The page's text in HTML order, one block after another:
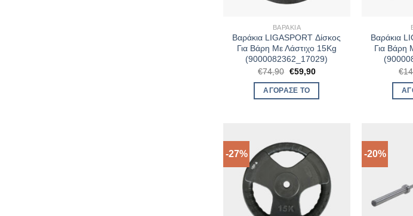
ΒΑΡΆΚΙΑ
Βαράκια LIGASPORT Δίσκος
Για Βάρη Με Λάστιχο 15Kg
(9000082362_17029)
€74,90 Original
was:
€74,90.
€59,90Η
ΑΓΌΡΑΣΈ ΤΟ
Βαράκια
Για Βάρη
€
-27% -20%